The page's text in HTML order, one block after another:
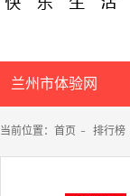
兰州市体验网
当前位置： 首页 - 排行榜